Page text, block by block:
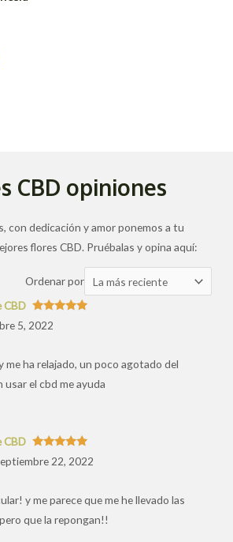
CBD opiniones
con dedicación y amor ponemos a tu
flores CBD. Pruébalas y opina aquí:
Ordenar por Ordenar
las
Valorado
con
CBD
5, 2022
me ha relajado, un poco agotado del
usar el cbd me ayuda
Valorado
con5de 5
CBD
22, 2022
y me parece que me he llevado las
que la repongan!!